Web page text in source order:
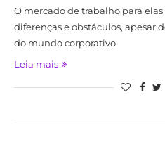
O mercado de trabalho para
diferenças e obstáculos, apesar
do mundo corporativo
Leia mais